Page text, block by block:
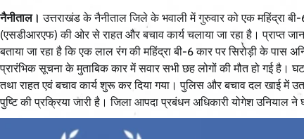
नैनीताल। उत्तराखंड के नैनीताल जिले के भवाली में गुरुवार को एक महिंद्रा
(एसडीआरएफ) की ओर से राहत और बचाव कार्य चलाया जा रहा है। प्राप्त
बताया जा रहा है कि एक लाल रंग की महिंद्रा बी-6 कार पर सिरोड़ी के पास
प्रारंभिक सूचना के मुताबिक कार में सवार सभी छह लोगों की मौत हो गई है।
तथा राहत एवं बचाव कार्य शुरू कर दिया गया। पुलिस और बचाव दल खाई
पुष्टि की प्रक्रिया जारी है। जिला आपदा प्रबंधन अधिकारी योगेश उनियाल ने